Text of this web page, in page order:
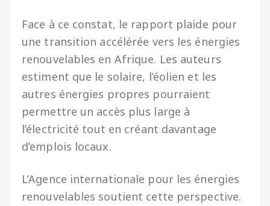
Face à ce constat, le rapport plaide pour
une transition accélérée vers les énergies
renouvelables en Afrique. Les auteurs
estiment que le solaire, l’éolien et les
autres énergies propres pourraient
permettre un accès plus large à
l’électricité tout en créant davantage
d’emplois locaux.
L’Agence internationale pour les énergies
renouvelables soutient cette perspective.